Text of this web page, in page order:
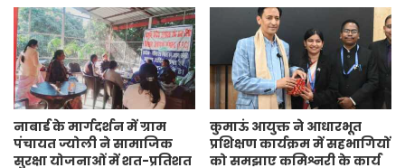
नाबार्ड के मार्गदर्शन में ग्राम
पंचायत ज्योली ने सामाजिक
सुरक्षा योजनाओं में शत-प्रतिशत
कुमाऊं आयुक्त ने आधारभूत
प्रशिक्षण कार्यक्रम में सहभागियों
को समझाए कमिश्नरी के कार्य